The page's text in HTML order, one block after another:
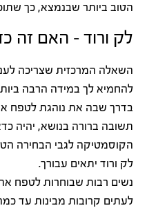
הטוב ביותר שבנמצא, כך
לק ורוד – האם זה
השאלה המרכזית שצריכה
להחמיא לך במידה הרבה
בדרך שבה את נוהגת לטפח
תשובה ברורה בנושא, יהיה
הקוסמטיקה לגבי הבחירה
לק ורוד יתאים עבורך.
נשים רבות שבוחרות לטפח
לעתים קרובות מבינות עד